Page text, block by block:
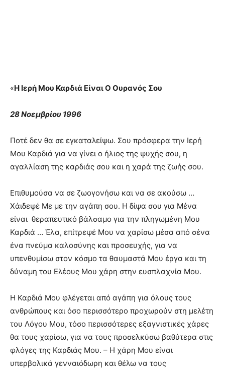
«Η Ιερή Μου Καρδιά Είναι Ο Ουρανός Σου
28 Νοεμβρίου 1996
Ποτέ δεν θα σε εγκαταλείψω. Σου πρόσφερα την Ιερή
Μου Καρδιά για να γίνει ο ήλιος της ψυχής σου, η
αγαλλίαση της καρδιάς σου και η χαρά της ζωής σου.
Επιθυμούσα να σε ζωογονήσω και να σε ακούσω …
Χάιδεψέ Με με την αγάπη σου. Η δίψα σου για Μένα
είναι θεραπευτικό βάλσαμο για την πληγωμένη Μου
Καρδιά … Έλα, επίτρεψέ Μου να χαρίσω μέσα από σένα
ένα πνεύμα καλοσύνης και προσευχής, για να
υπενθυμίσω στον κόσμο τα θαυμαστά Μου έργα και τη
δύναμη του Ελέους Μου χάρη στην ευσπλαχνία Μου.
Η Καρδιά Μου φλέγεται από αγάπη για όλους τους
ανθρώπους και όσο περισσότερο προχωρούν στη μελέτη
του Λόγου Μου, τόσο περισσότερες εξαγνιστικές χάρες
θα τους χαρίσω, για να τους προσελκύσω βαθύτερα στις
φλόγες της Καρδιάς Μου. – Η χάρη Μου είναι
υπερβολικά γενναιόδωρη και θέλω να τους